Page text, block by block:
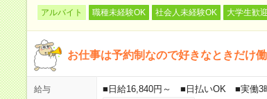
アルバイト 職種未経験OK 社会人未経験OK 大学生歓迎
お仕事は予約制なので好きなときだけ
給与 ■日給16,840円～ ■日払いOK ■実働3